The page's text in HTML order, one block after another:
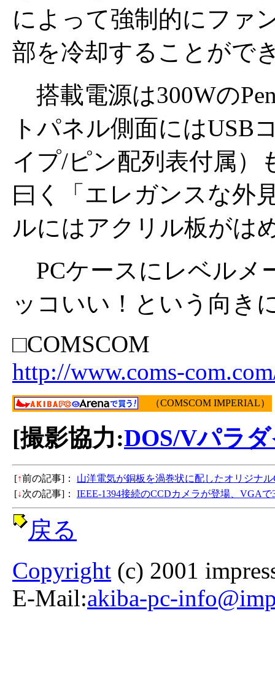
によって強制的にファ
部を冷却することがで
搭載電源は300Wの
トパネル側面にはUSB
イプ/ピン配列表付属）
曰く「エレガンスな外
ルにはアクリル板がは
PCケースにレベルメ
ッコいい！という向き
□COMSCOM
http://www.coms-
（COMSCOM IMPERIAL）
[撮影協力:DOS/Vパラ
[↑前の記事]：
山洋電気が銅板を渦巻状に配したオリジナ
[↓次の記事]： IEEE-1394接続のCCDカメラが登場、VGAで
戻る
Copyright (c) 2001
E-Mail:akiba-pc-